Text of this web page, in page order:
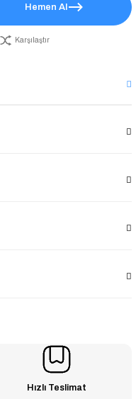
Hemen Al
Karşılaştır
Hızlı Teslimat